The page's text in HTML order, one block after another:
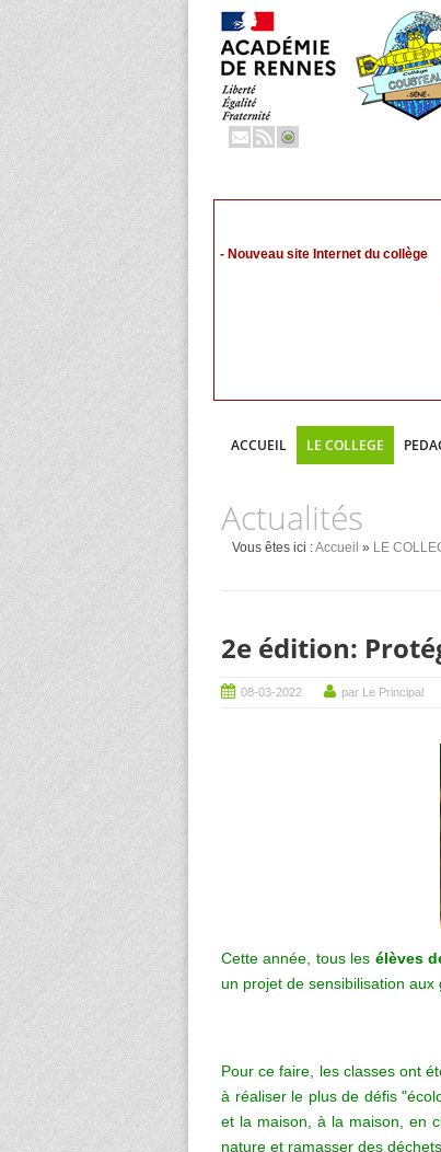
- Nouveau site Internet du collège
ACCUEIL LE COLLEGE
Actualités
Vous êtes ici :Accueil » LE
2e édition:
08-03-2022 par Le Principal
Cette année, tous les élèves
un projet de sensibilisation
Pour ce faire, les classes ont
à réaliser le plus de défis
et la maison, à la maison, en
nature et ramasser des